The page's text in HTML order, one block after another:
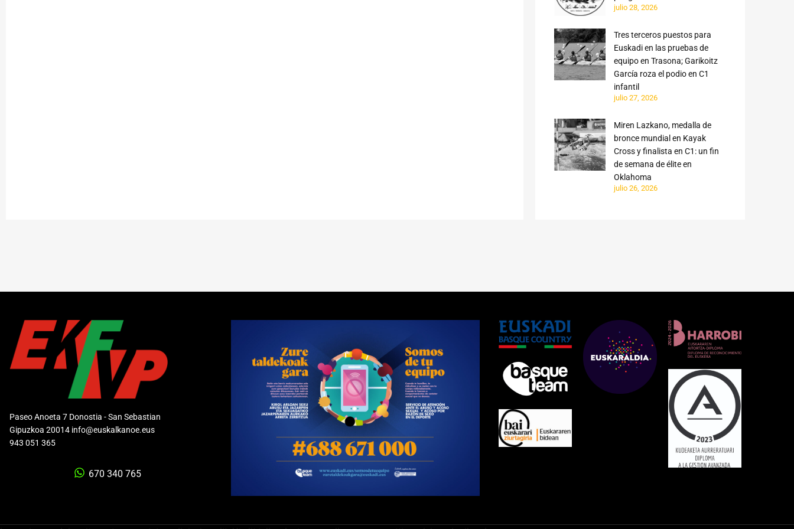
julio 28, 2026
Tres terceros puestos para
Euskadi en las pruebas de
equipo en Trasona; Garikoitz
García roza el podio en C1
infantil
julio 27, 2026
Miren Lazkano, medalla de
bronce mundial en Kayak
Cross y finalista en C1: un fin
de semana de élite en
Oklahoma
julio 26, 2026
Paseo Anoeta 7 Donostia - San Sebastian
Gipuzkoa 20014 info@euskalkanoe.eus
943 051 365
670 340 765